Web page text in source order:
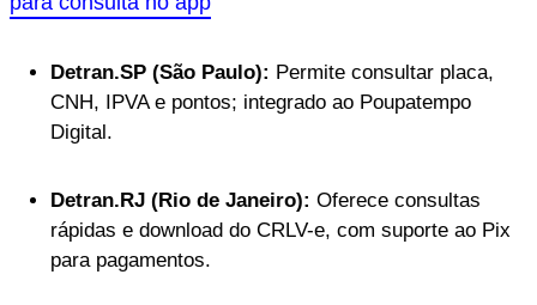
Detran.SP (São Paulo): Permite consultar placa,
CNH, IPVA e pontos; integrado ao Poupatempo
Digital.
Detran.RJ (Rio de Janeiro): Oferece consultas
rápidas e download do CRLV-e, com suporte ao Pix
para pagamentos.